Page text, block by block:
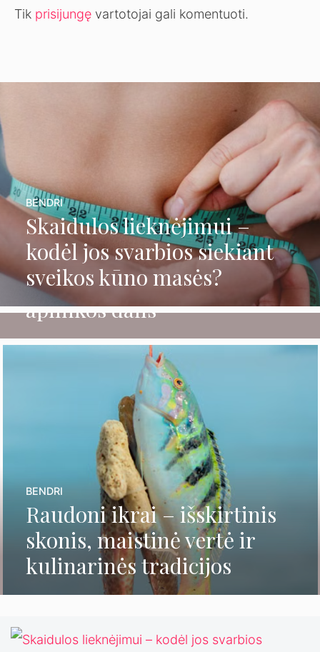
Tik prisijungę vartotojai gali komentuoti.
Skaidulos lieknėjimui –
kodėl jos svarbios siekiant
sveikos kūno masės?
BENDRI
Žaidimų kilimėlis – svarbi
vaiko vystymosi ir saugios
aplinkos dalis
BENDRI
Raudoni ikrai – išskirtinis
skonis, maistinė vertė ir
kulinarinės tradicijos
BENDRI